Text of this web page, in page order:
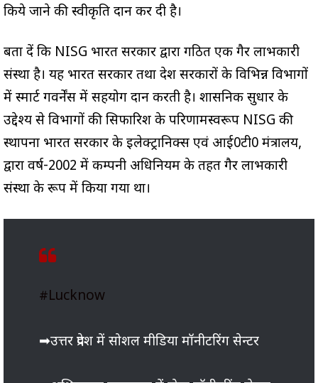
किये जाने की स्वीकृति प्रदान कर दी है।
बता दें कि NISG भारत सरकार द्वारा गठित एक गैर लाभकारी
संस्था है। यह भारत सरकार तथा प्रदेश सरकारों के विभिन्न विभागों
में स्मार्ट गवर्नेंस में सहयोग प्रदान करती है। प्रशासनिक सुधार के
उद्देश्य से विभागों की सिफारिश के परिणामस्वरूप NISG की
स्थापना भारत सरकार के इलेक्ट्रानिक्स एवं आई0टी0 मंत्रालय,
द्वारा वर्ष-2002 में कम्पनी अधिनियम के तहत गैर लाभकारी
संस्था के रूप में किया गया था।
#Lucknow
➡उत्तर प्रदेश में सोशल मीडिया मॉनीटरिंग सेन्टर